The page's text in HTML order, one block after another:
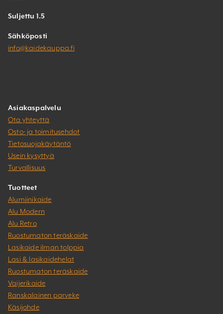
Suljettu 1.5
Sähköposti
info@kaidekauppa.fi
Asiakaspalvelu
Ota yhteyttä
Osto- ja toimitusehdot
Tietosuojakäytäntö
Usein kysyttyä
Turvallisuus
Tuotteet
Alumiinikaide
Alu Modern
Alu Retro
Ruostumaton teräskaide
Lasikaide ilman tolppia
Lasi & lasikaidehelat
Ruostumaton teräskaide
Vaijerikaide
Ranskalainen parveke
Käsijohde